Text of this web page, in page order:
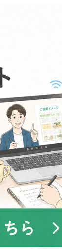
色使いもとても
見たくなるよう
なホームページ
や修正したいこ
また、ホームペ
、すぐに修正し
強いです。
き続き、よろし